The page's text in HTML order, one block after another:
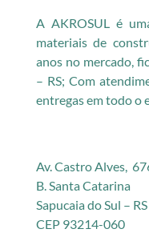
A AKROSUL é
materiais de
anos no mercado,
– RS; Com
entregas em todo o
Av. Castro Alves,
B. Santa Catarina
Sapucaia do Sul – RS
CEP 93214-060